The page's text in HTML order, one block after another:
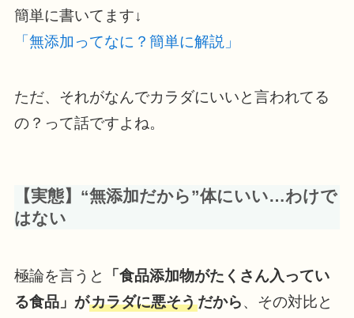
簡単に書いてます↓
「無添加ってなに？簡単に解説」
ただ、それがなんでカラダにいいと言われてる
の？って話ですよね。
【実態】“無添加だから”体にいい…わけで
はない
極論を言うと
「食品添加物がたくさん入ってい
る食品」がカラダに悪そうだから、その対比と